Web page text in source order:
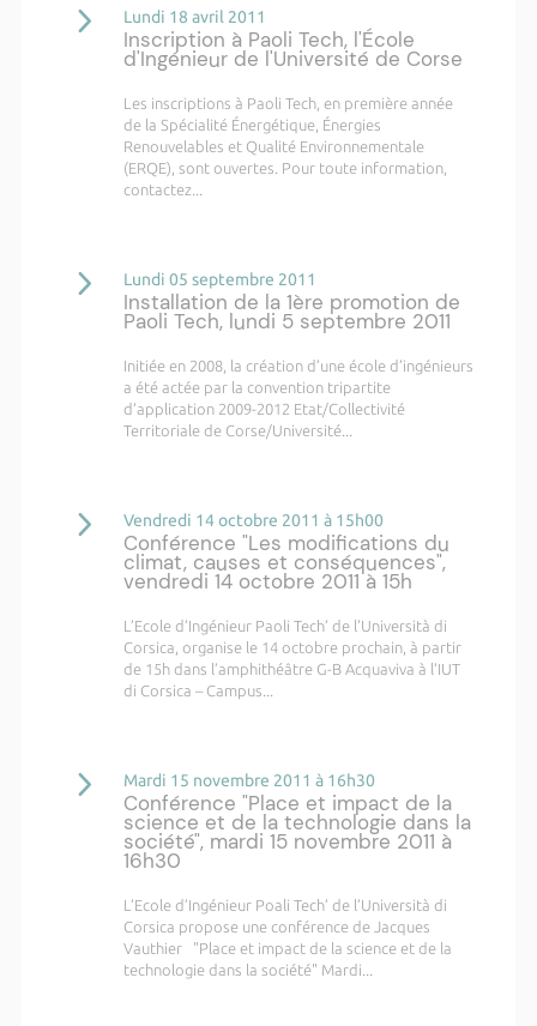
Lundi 18 avril 2011
Inscription à Paoli Tech, l'École
d'Ingénieur de l'Université de Corse
Les inscriptions à Paoli Tech, en première année
de la Spécialité Énergétique, Énergies
Renouvelables et Qualité Environnementale
(ERQE), sont ouvertes. Pour toute information,
contactez...
Lundi 05 septembre 2011
Installation de la 1ère promotion de
Paoli Tech, lundi 5 septembre 2011
Initiée en 2008, la création d’une école d’ingénieurs
a été actée par la convention tripartite
d’application 2009-2012 Etat/Collectivité
Territoriale de Corse/Université...
Vendredi 14 octobre 2011 à 15h00
Conférence "Les modifications du
climat, causes et conséquences",
vendredi 14 octobre 2011 à 15h
L’Ecole d’Ingénieur Paoli Tech’ de l’Università di
Corsica, organise le 14 octobre prochain, à partir
de 15h dans l’amphithéâtre G-B Acquaviva à l’IUT
di Corsica – Campus...
Mardi 15 novembre 2011 à 16h30
Conférence "Place et impact de la
science et de la technologie dans la
société", mardi 15 novembre 2011 à
16h30
L’Ecole d’Ingénieur Poali Tech’ de l’Università di
Corsica propose une conférence de Jacques
Vauthier "Place et impact de la science et de la
technologie dans la société" Mardi...